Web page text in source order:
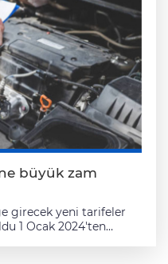
büyük zam
girecek yeni tarifeler